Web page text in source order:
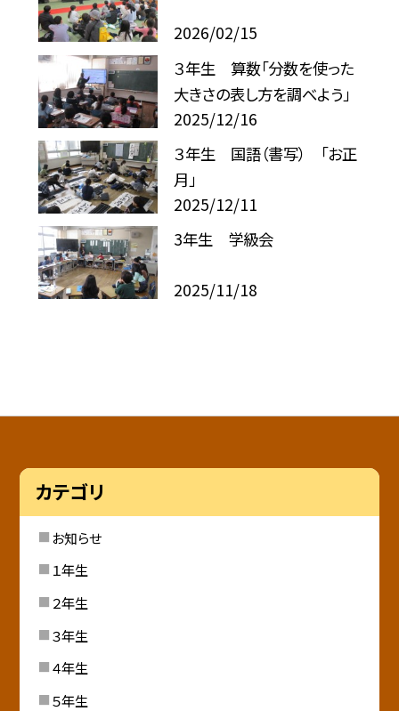
2026/02/15
３年生 算数「分数を使った
大きさの表し方を調べよう」
2025/12/16
３年生 国語（書写） 「お正
月」
2025/12/11
3年生 学級会
2025/11/18
カテゴリ
お知らせ
１年生
２年生
３年生
４年生
５年生